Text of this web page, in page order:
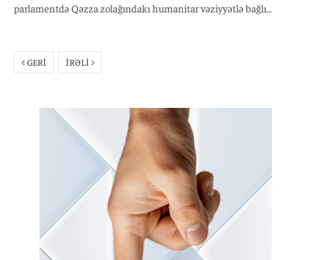
parlamentdə Qəzza zolağındakı humanitar vəziyyətlə bağlı
Debatlar zamanı bir neçə deputat hökumətə Fələstini tanımaq
edilməsini də tələb ediblər.
GERİ İRƏLİ